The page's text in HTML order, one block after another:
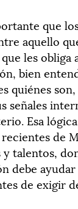
que
aquello
les obliga
bien
quiénes
señales
Esa
de
y talentos,
debe
de exigir